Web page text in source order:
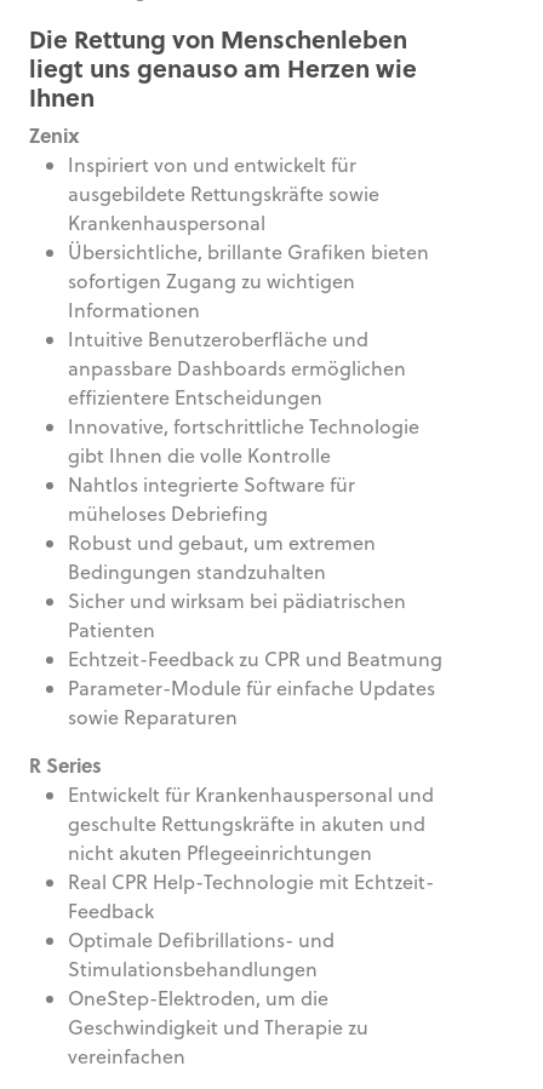
Die Rettung von Menschenleben
liegt uns genauso am Herzen wie
Ihnen
Zenix
Inspiriert von und entwickelt für
ausgebildete Rettungskräfte sowie
Krankenhauspersonal
Übersichtliche, brillante Grafiken bieten
sofortigen Zugang zu wichtigen
Informationen
Intuitive Benutzeroberfläche und
anpassbare Dashboards ermöglichen
effizientere Entscheidungen
Innovative, fortschrittliche Technologie
gibt Ihnen die volle Kontrolle
Nahtlos integrierte Software für
müheloses Debriefing
Robust und gebaut, um extremen
Bedingungen standzuhalten
Sicher und wirksam bei pädiatrischen
Patienten
Echtzeit-Feedback zu CPR und Beatmung
Parameter-Module für einfache Updates
sowie Reparaturen
R Series
Entwickelt für Krankenhauspersonal und
geschulte Rettungskräfte in akuten und
nicht akuten Pflegeeinrichtungen
Real CPR Help-Technologie mit Echtzeit-
Feedback
Optimale Defibrillations- und
Stimulationsbehandlungen
OneStep-Elektroden, um die
Geschwindigkeit und Therapie zu
vereinfachen